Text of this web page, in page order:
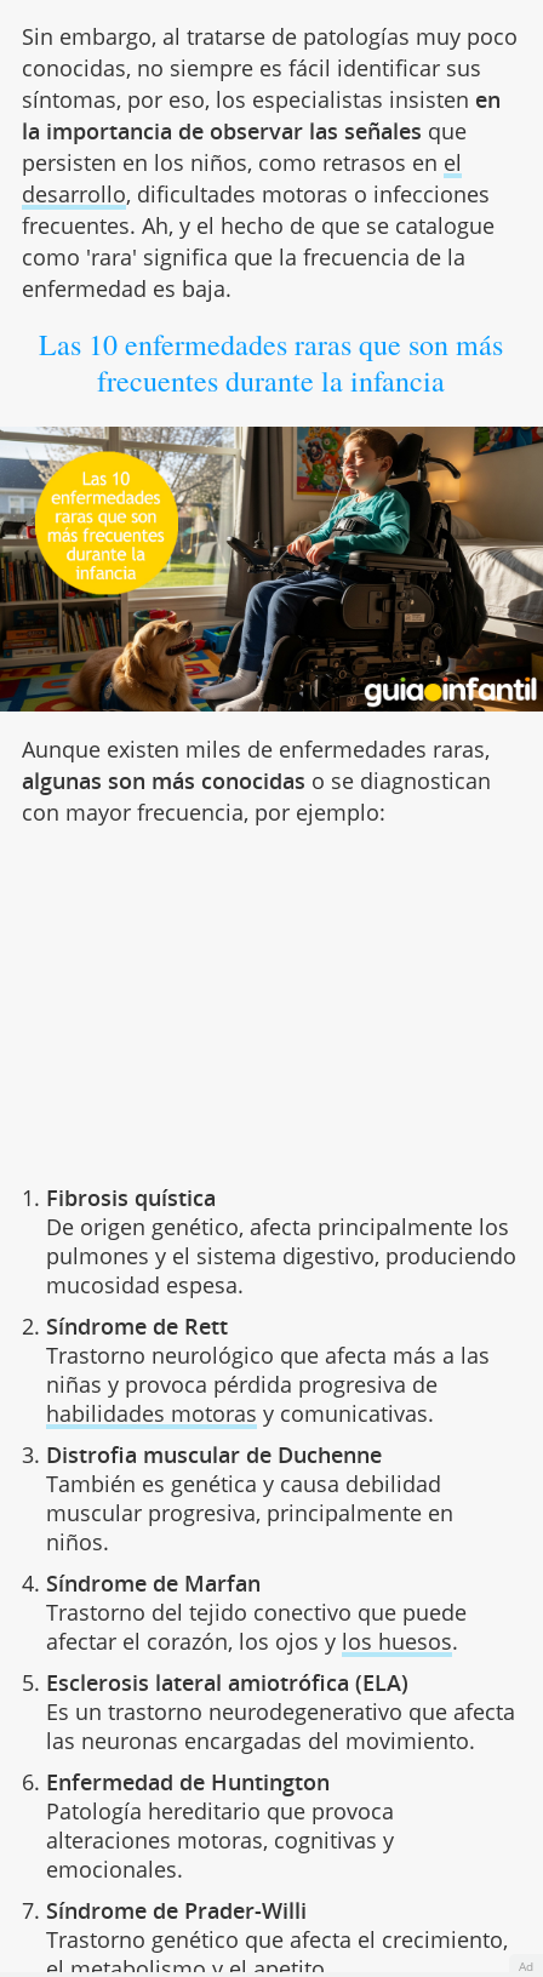
Sin embargo, al tratarse de patologías muy poco
conocidas, no siempre es fácil identificar sus
síntomas, por eso, los especialistas insisten en
la importancia de observar las señales que
persisten en los niños, como retrasos en el
desarrollo, dificultades motoras o infecciones
frecuentes. Ah, y el hecho de que se catalogue
como 'rara' significa que la frecuencia de la
enfermedad es baja.
Las 10 enfermedades raras que son más
frecuentes durante la infancia
Aunque existen miles de enfermedades raras,
algunas son más conocidas o se diagnostican
con mayor frecuencia, por ejemplo:
Fibrosis quística
De origen genético, afecta principalmente los
pulmones y el sistema digestivo, produciendo
mucosidad espesa.
Síndrome de Rett
Trastorno neurológico que afecta más a las
niñas y provoca pérdida progresiva de
habilidades motoras y comunicativas.
Distrofia muscular de Duchenne
También es genética y causa debilidad
muscular progresiva, principalmente en
niños.
Síndrome de Marfan
Trastorno del tejido conectivo que puede
afectar el corazón, los ojos y los huesos.
Esclerosis lateral amiotrófica (ELA)
Es un trastorno neurodegenerativo que afecta
las neuronas encargadas del movimiento.
Enfermedad de Huntington
Patología hereditario que provoca
alteraciones motoras, cognitivas y
emocionales.
Síndrome de Prader-Willi
Trastorno genético que afecta el crecimiento,
el metabolismo y el apetito Ad